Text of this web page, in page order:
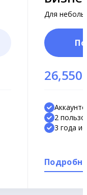
Для
26,550
2
3 года